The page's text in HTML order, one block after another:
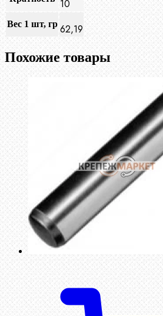
10
Вес 1 шт, гр 62,19
Похожие товары